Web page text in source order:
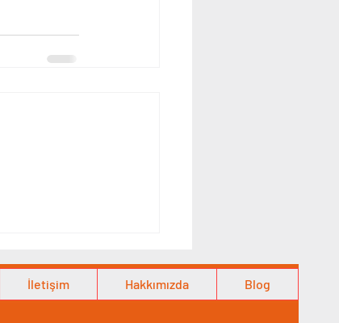
İletişim Hakkımızda Blog